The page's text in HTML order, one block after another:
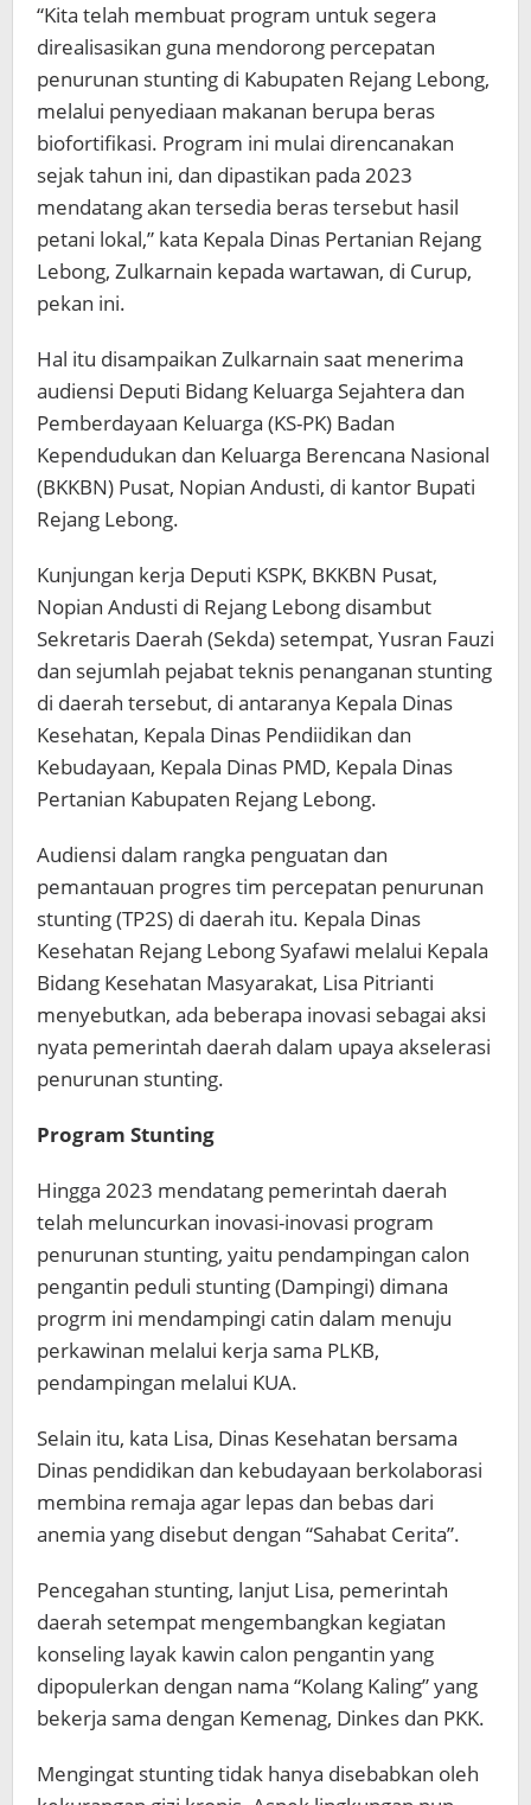
“Kita telah membuat program untuk segera
direalisasikan guna mendorong percepatan
penurunan stunting di Kabupaten Rejang Lebong,
melalui penyediaan makanan berupa beras
biofortifikasi. Program ini mulai direncanakan
sejak tahun ini, dan dipastikan pada 2023
mendatang akan tersedia beras tersebut hasil
petani lokal,” kata Kepala Dinas Pertanian Rejang
Lebong, Zulkarnain kepada wartawan, di Curup,
pekan ini.
Hal itu disampaikan Zulkarnain saat menerima
audiensi Deputi Bidang Keluarga Sejahtera dan
Pemberdayaan Keluarga (KS-PK) Badan
Kependudukan dan Keluarga Berencana Nasional
(BKKBN) Pusat, Nopian Andusti, di kantor Bupati
Rejang Lebong.
Kunjungan kerja Deputi KSPK, BKKBN Pusat,
Nopian Andusti di Rejang Lebong disambut
Sekretaris Daerah (Sekda) setempat, Yusran Fauzi
dan sejumlah pejabat teknis penanganan stunting
di daerah tersebut, di antaranya Kepala Dinas
Kesehatan, Kepala Dinas Pendiidikan dan
Kebudayaan, Kepala Dinas PMD, Kepala Dinas
Pertanian Kabupaten Rejang Lebong.
Audiensi dalam rangka penguatan dan
pemantauan progres tim percepatan penurunan
stunting (TP2S) di daerah itu. Kepala Dinas
Kesehatan Rejang Lebong Syafawi melalui Kepala
Bidang Kesehatan Masyarakat, Lisa Pitrianti
menyebutkan, ada beberapa inovasi sebagai aksi
nyata pemerintah daerah dalam upaya akselerasi
penurunan stunting.
Program Stunting
Hingga 2023 mendatang pemerintah daerah
telah meluncurkan inovasi-inovasi program
penurunan stunting, yaitu pendampingan calon
pengantin peduli stunting (Dampingi) dimana
progrm ini mendampingi catin dalam menuju
perkawinan melalui kerja sama PLKB,
pendampingan melalui KUA.
Selain itu, kata Lisa, Dinas Kesehatan bersama
Dinas pendidikan dan kebudayaan berkolaborasi
membina remaja agar lepas dan bebas dari
anemia yang disebut dengan “Sahabat Cerita”.
Pencegahan stunting, lanjut Lisa, pemerintah
daerah setempat mengembangkan kegiatan
konseling layak kawin calon pengantin yang
dipopulerkan dengan nama “Kolang Kaling” yang
bekerja sama dengan Kemenag, Dinkes dan PKK.
Mengingat stunting tidak hanya disebabkan oleh